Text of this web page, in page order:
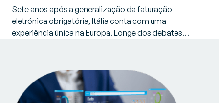
Sete anos após a generalização da faturação
eletrónica obrigatória, Itália conta com uma
experiência única na Europa. Longe dos debates…